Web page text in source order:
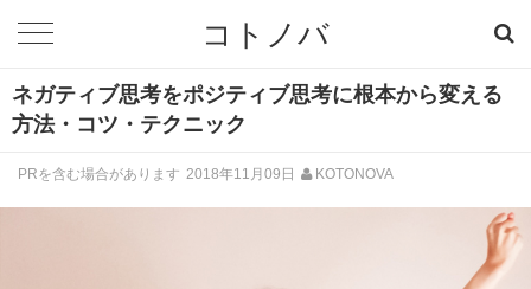
コトノバ
ネガティブ思考をポジティブ思考に根本から変える
方法・コツ・テクニック
PRを含む場合があります 2018年11月09日 KOTONOVA